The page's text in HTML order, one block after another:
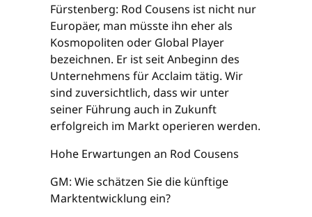
Fürstenberg: Rod Cousens ist nicht nur
Europäer, man müsste ihn eher als
Kosmopoliten oder Global Player
bezeichnen. Er ist seit Anbeginn des
Unternehmens für Acclaim tätig. Wir
sind zuversichtlich, dass wir unter
seiner Führung auch in Zukunft
erfolgreich im Markt operieren werden.
Hohe Erwartungen an Rod Cousens
GM: Wie schätzen Sie die künftige
Marktentwicklung ein?